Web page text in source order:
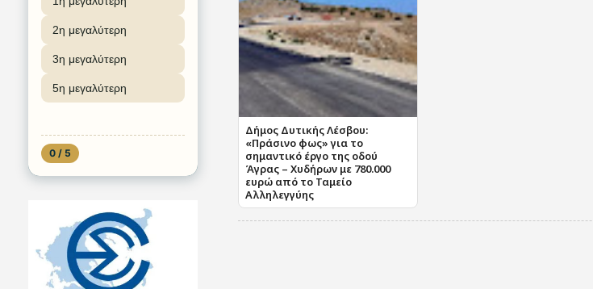
2η μεγαλύτερη
3η μεγαλύτερη
5η μεγαλύτερη
0 / 5
Δήμος Δυτικής Λέσβου:
«Πράσινο φως» για το
σημαντικό έργο της οδού
Άγρας – Χυδήρων με 780.000
ευρώ από το Ταμείο
Αλληλεγγύης